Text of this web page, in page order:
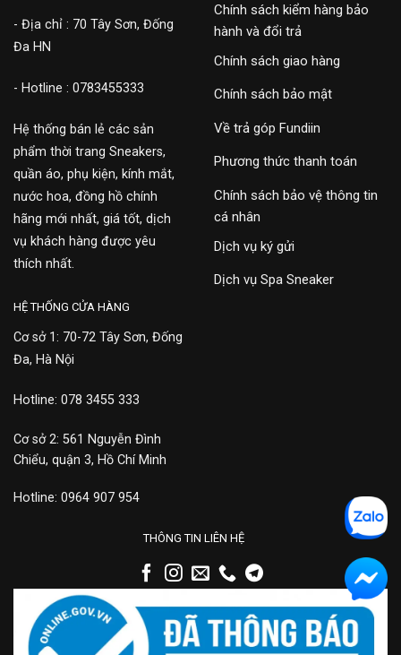
- Địa chỉ : 70 Tây Sơn, Đống
Đa HN
- Hotline : 0783455333
Hệ thống bán lẻ các sản
phẩm thời trang Sneakers,
quần áo, phụ kiện, kính mắt,
nước hoa, đồng hồ chính
hãng mới nhất, giá tốt, dịch
vụ khách hàng được yêu
thích nhất.
Chính sách kiểm hàng bảo
hành và đổi trả
Chính sách giao hàng
Chính sách bảo mật
Về trả góp Fundiin
Phương thức thanh toán
Chính sách bảo vệ thông tin
cá nhân
Dịch vụ ký gửi
Dịch vụ Spa Sneaker
HỆ THỐNG CỬA HÀNG
Cơ sở 1: 70-72 Tây Sơn, Đống
Đa, Hà Nội
Hotline: 078 3455 333
Cơ sở 2: 561 Nguyễn Đình
Chiểu, quận 3, Hồ Chí Minh
Hotline: 0964 907 954
THÔNG TIN LIÊN HỆ